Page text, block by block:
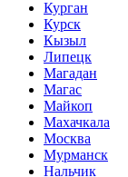
Курган
Курск
Кызыл
Липецк
Магадан
Магас
Майкоп
Махачкала
Москва
Мурманск
Нальчик